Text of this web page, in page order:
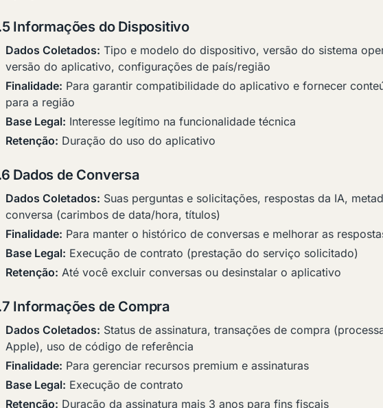
Informações do Dispositivo
Dados Coletados: Tipo e modelo do dispositivo, versão do sistema
versão do aplicativo, configurações de país/região
Finalidade: Para garantir compatibilidade do aplicativo e fornecer
para a região
Base Legal: Interesse legítimo na funcionalidade técnica
Retenção: Duração do uso do aplicativo
Dados de Conversa
Dados Coletados: Suas perguntas e solicitações, respostas da IA,
conversa (carimbos de data/hora, títulos)
Finalidade: Para manter o histórico de conversas e melhorar as
Base Legal: Execução de contrato (prestação do serviço solicitado)
Retenção: Até você excluir conversas ou desinstalar o aplicativo
Informações de Compra
Dados Coletados: Status de assinatura, transações de compra
Apple), uso de código de referência
Finalidade: Para gerenciar recursos premium e assinaturas
Base Legal: Execução de contrato
Retenção: Duração da assinatura mais 3 anos para fins fiscais